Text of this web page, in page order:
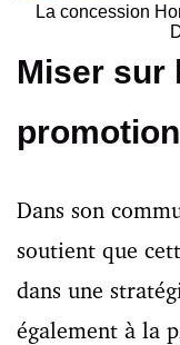
La concession
Miser sur
Dans son
soutient que
dans une
également à la